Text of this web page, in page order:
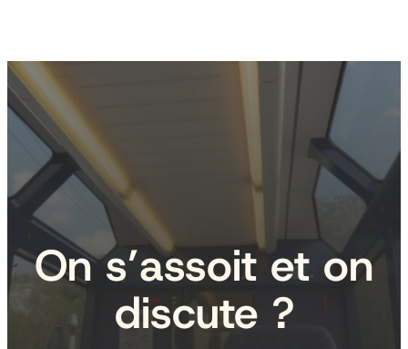
On s’assoit et on
discute ?